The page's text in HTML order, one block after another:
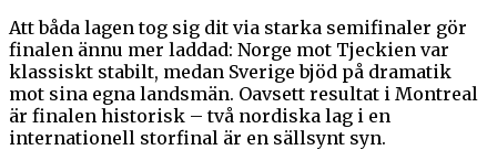
Att båda lagen tog sig dit via starka semifinaler gör
finalen ännu mer laddad: Norge mot Tjeckien var
klassiskt stabilt, medan Sverige bjöd på dramatik
mot sina egna landsmän. Oavsett resultat i Montreal
är finalen historisk – två nordiska lag i en
internationell storfinal är en sällsynt syn.